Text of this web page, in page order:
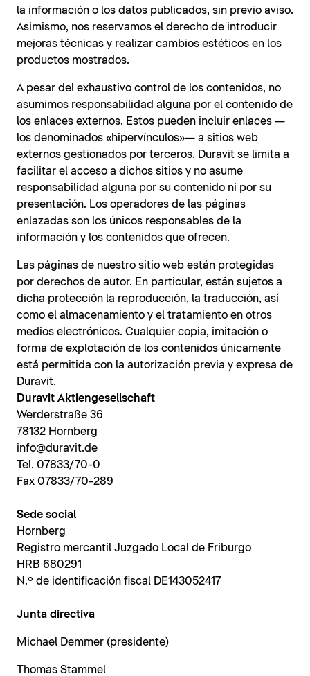
la información o los datos publicados, sin previo aviso.
Asimismo, nos reservamos el derecho de introducir
mejoras técnicas y realizar cambios estéticos en los
productos mostrados.
A pesar del exhaustivo control de los contenidos, no
asumimos responsabilidad alguna por el contenido de
los enlaces externos. Estos pueden incluir enlaces —
los denominados «hipervínculos»— a sitios web
externos gestionados por terceros. Duravit se limita a
facilitar el acceso a dichos sitios y no asume
responsabilidad alguna por su contenido ni por su
presentación. Los operadores de las páginas
enlazadas son los únicos responsables de la
información y los contenidos que ofrecen.
Las páginas de nuestro sitio web están protegidas
por derechos de autor. En particular, están sujetos a
dicha protección la reproducción, la traducción, así
como el almacenamiento y el tratamiento en otros
medios electrónicos. Cualquier copia, imitación o
forma de explotación de los contenidos únicamente
está permitida con la autorización previa y expresa de
Duravit.
Duravit Aktiengesellschaft
Werderstraße 36
78132 Hornberg
info@duravit.de
Tel. 07833/70-0
Fax 07833/70-289
Sede social
Hornberg
Registro mercantil Juzgado Local de Friburgo
HRB 680291
N.º de identificación fiscal DE143052417
Junta directiva
Michael Demmer (presidente)
Thomas Stammel